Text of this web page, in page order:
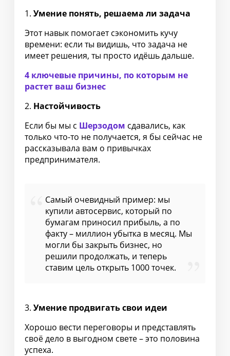
1. Умение понять, решаема ли задача
Этот навык помогает сэкономить кучу
времени: если ты видишь, что задача не
имеет решения, ты просто идёшь дальше.
4 ключевые причины, по которым не
растет ваш бизнес
2. Настойчивость
Если бы мы с Шерзодом сдавались, как
только что-то не получается, я бы сейчас не
рассказывала вам о привычках
предпринимателя.
Самый очевидный пример: мы
купили автосервис, который по
бумагам приносил прибыль, а по
факту – миллион убытка в месяц. Мы
могли бы закрыть бизнес, но
решили продолжать, и теперь
ставим цель открыть 1000 точек.
3. Умение продвигать свои идеи
Хорошо вести переговоры и представлять
своё дело в выгодном свете – это половина
успеха.